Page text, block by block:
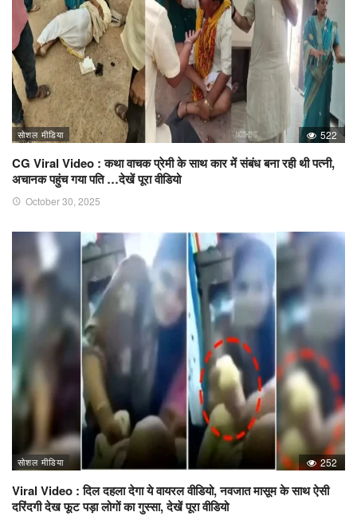
सोशल मीडिया 522
CG Viral Video : कथा वाचक प्रेमी के साथ कार में संबंध बना रही थी पत्नी,
अचानक पहुंच गया पति …देखें पूरा वीडियो
October 30, 2025
सोशल मीडिया 252
Viral Video : दिल दहला देगा ये वायरल वीडियो, नवजात मासूम के साथ ऐसी
दरिंदगी देख फूट पड़ा लोगों का गुस्सा, देखें पूरा वीडियो